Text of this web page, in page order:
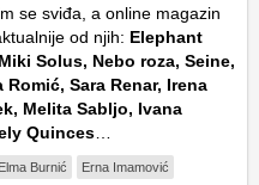
se sviđa, a online magazin
od njih: Elephant
Solus, Nebo roza, Seine,
Sara Renar, Irena
Melita Sabljo, Ivana
Quinces
Elma Burnić Erna Imamović